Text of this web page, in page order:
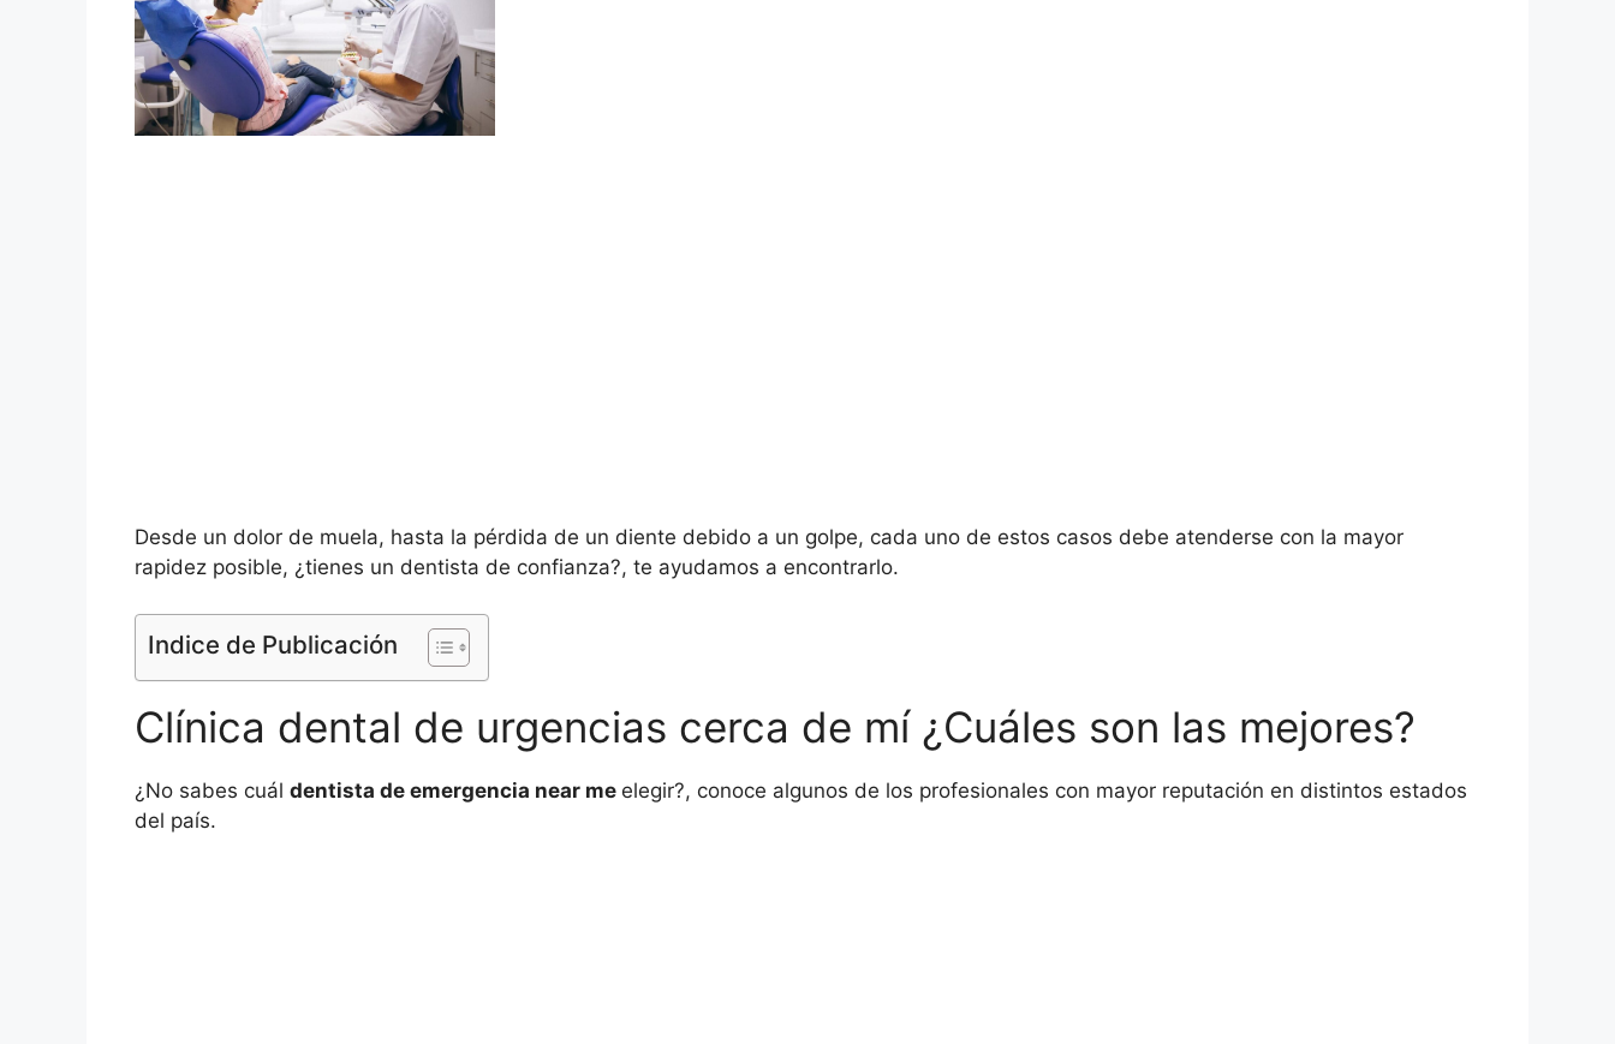
Desde un dolor de muela, hasta la pérdida de un diente debido a un golpe, cada uno de estos casos debe atenderse con la mayor
rapidez posible, ¿tienes un dentista de confianza?, te ayudamos a encontrarlo.
Indice de Publicación
Clínica dental de urgencias cerca de mí ¿Cuáles son las mejores?
¿No sabes cuál dentista de emergencia near me elegir?, conoce algunos de los profesionales con mayor reputación en distintos estados
del país.